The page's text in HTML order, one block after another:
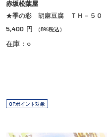
赤坂松葉屋
★季の彩 胡麻豆腐 ＴＨ－５０
5,400 円 （8%税込）
在庫：○
OPポイント対象